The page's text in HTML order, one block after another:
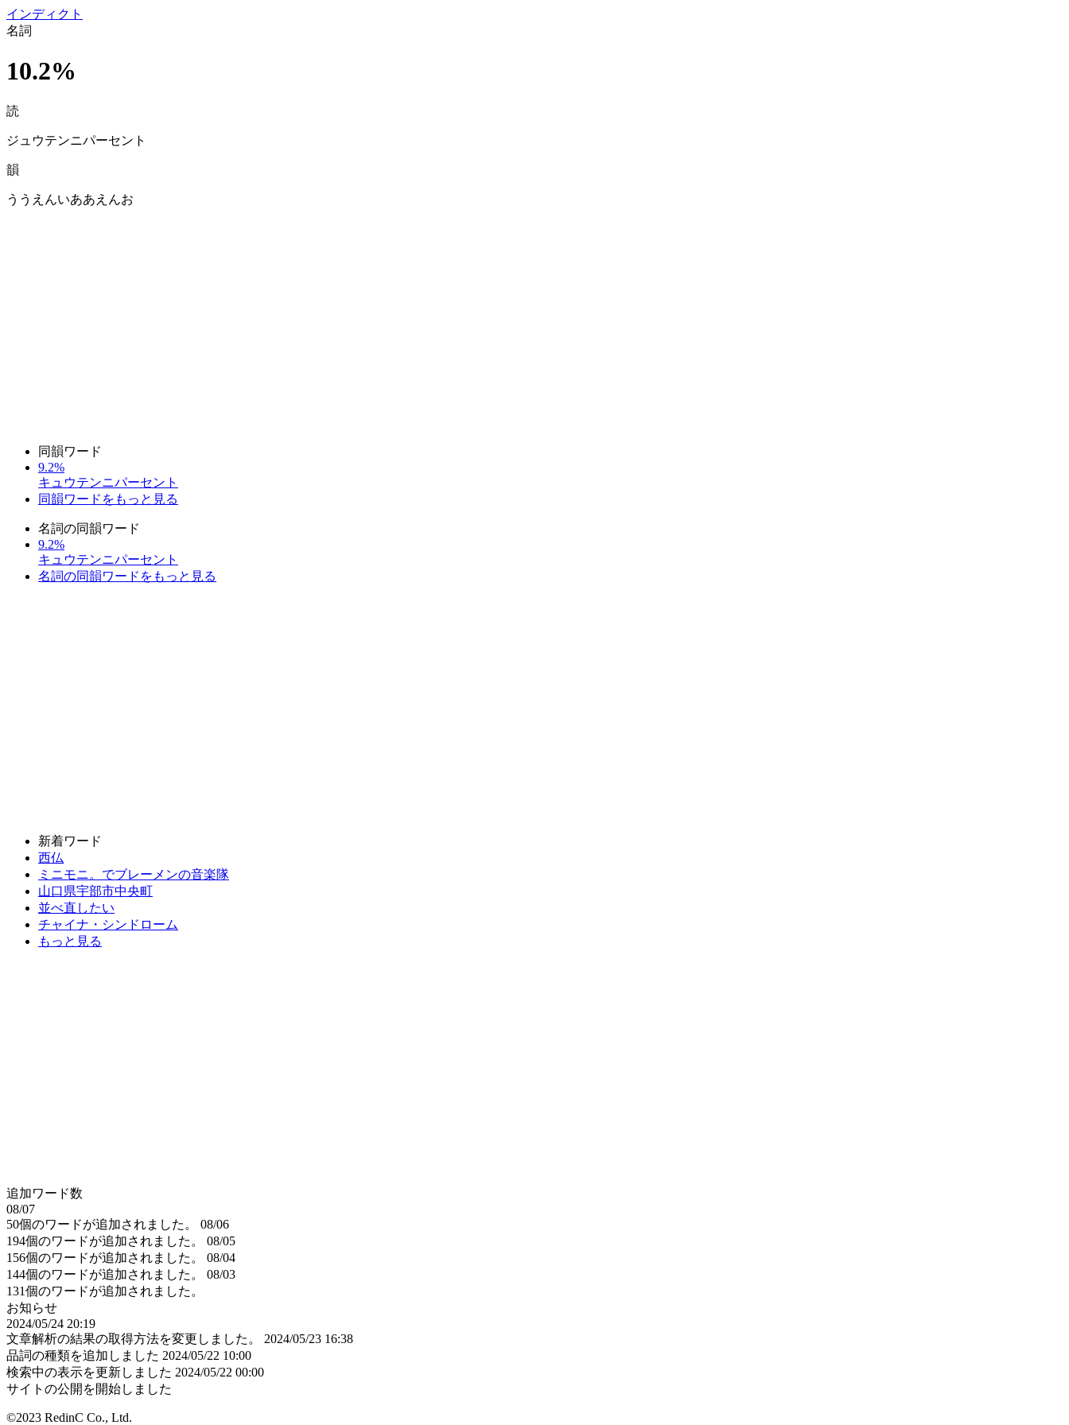
インディクト
名詞
10.2%
読
ジュウテンニパーセント
韻
ううえんいああえんお
同韻ワード
9.2%
キュウテンニパーセント
同韻ワードをもっと見る
名詞の同韻ワード
9.2%
キュウテンニパーセント
名詞の同韻ワードをもっと見る
新着ワード
西仏
ミニモニ。でブレーメンの音楽隊
山口県宇部市中央町
並べ直したい
チャイナ・シンドローム
もっと見る
追加ワード数
08/07
50個のワードが追加されました。
08/06
194個のワードが追加されました。
08/05
156個のワードが追加されました。
08/04
144個のワードが追加されました。
08/03
131個のワードが追加されました。
お知らせ
2024/05/24 20:19
文章解析の結果の取得方法を変更しました。
2024/05/23 16:38
品詞の種類を追加しました 2024/05/22 10:00
検索中の表示を更新しました 2024/05/22 00:00
サイトの公開を開始しました
©2023 RedinC Co., Ltd.